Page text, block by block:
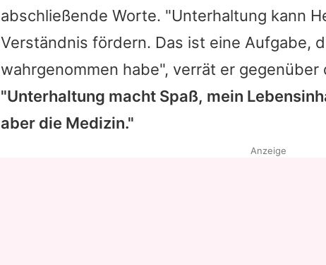
abschließende Worte. "Unterhaltung kann
Verständnis fördern. Das ist eine Aufgabe,
wahrgenommen habe", verrät er
"Unterhaltung macht Spaß, mein
aber die Medizin."
Anzeige